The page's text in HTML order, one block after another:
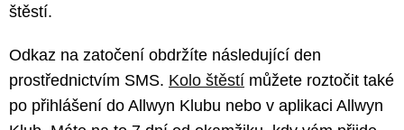
štěstí.
Odkaz na zatočení obdržíte následující den
prostřednictvím SMS. Kolo štěstí můžete roztočit také
po přihlášení do Allwyn Klubu nebo v aplikaci Allwyn